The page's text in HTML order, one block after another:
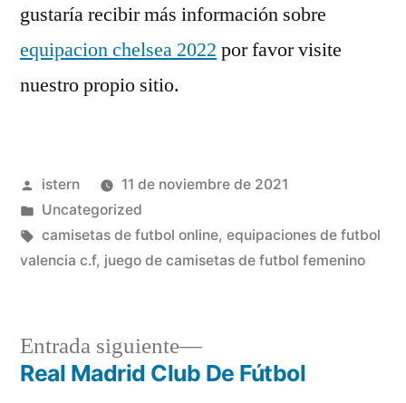
gustaría recibir más información sobre
equipacion chelsea 2022 por favor visite
nuestro propio sitio.
Publicado
por
istern
11 de noviembre de 2021
Publicado
en
Uncategorized
Etiquetas:
camisetas de futbol online, equipaciones de futbol
valencia c.f, juego de camisetas de futbol femenino
Navegación
Entrada siguiente
Entrada
siguiente:
Real Madrid Club De Fútbol